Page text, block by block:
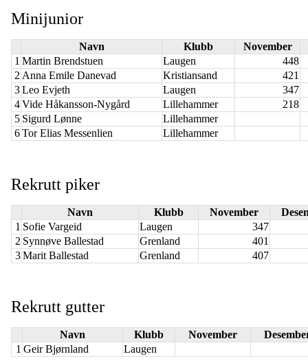
Minijunior
Navn Klubb
November
1 Martin Brendstuen Laugen
448
2 Anna Emile Danevad Kristiansand
421
3Leo Evjeth Laugen
347
4Vide Håkansson-Nygård Lillehammer
218
5 Sigurd Lønne
Lillehammer
6Tor Elias Messenlien Lillehammer
Rekrutt piker
Navn Klubb November
1 Sofie Vargeid Laugen
347
2 Synnøve Ballestad Grenland
401
3Marit Ballestad Grenland 407
Rekrutt gutter
Navn Klubb November
1 Geir Bjørnland Laugen